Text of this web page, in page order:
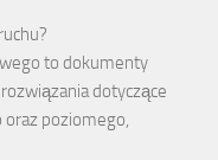
to dokumenty
dotyczące
poziomego,